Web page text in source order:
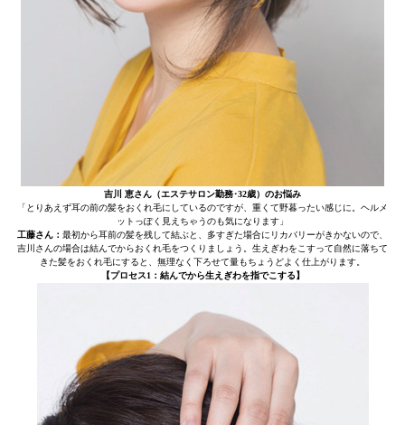
吉川 恵さん（エステサロン勤務･32歳）のお悩み
「とりあえず耳の前の髪をおくれ毛にしているのですが、重くて野暮ったい感じに。ヘルメ
ットっぽく見えちゃうのも気になります」
工藤さん： 最初から耳前の髪を残して結ぶと、多すぎた場合にリカバリーがきかないので、
吉川さんの場合は結んでからおくれ毛をつくりましょう。生えぎわをこすって自然に落ちて
きた髪をおくれ毛にすると、無理なく下ろせて量もちょうどよく仕上がります。
【プロセス1：結んでから生えぎわを指でこする】